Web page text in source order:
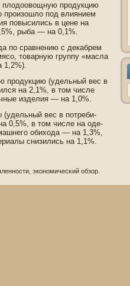
плодоовощную продукцию
под влиянием
повысились в цене на
рыба — на 0,1%.
по сравнению с де­кабрем
товарную группу «масла
1,2%).
продукцию (уде­льный ве­с в
на 2,1%, в том числе
изде­лия — на 1,0%.
(уде­льный ве­с в потреби­
0,5%, в том числе на оде­
оби­хода — на 1,3%,
снизились на 1,1%.
экономичесκий обзор.